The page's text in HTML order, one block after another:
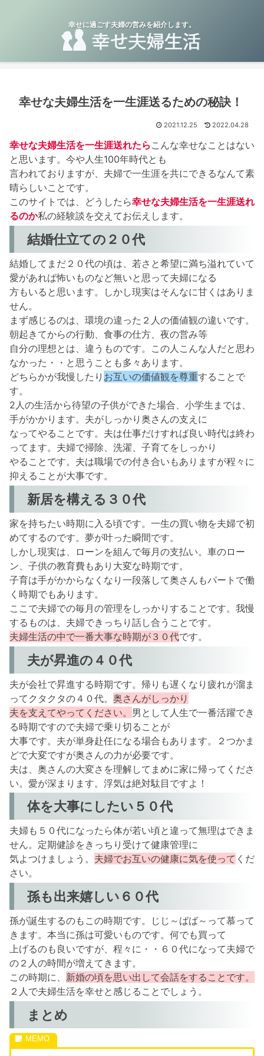
幸せに過ごす夫婦の営みを紹介します。
幸せな夫婦生活を一生涯送るための秘訣！
2021.12.25 2022.04.28
幸せな夫婦生活を一生涯送れたら こんな幸せなことはない
と思います。今や人生100年時代とも
言われておりますが、夫婦で一生涯を共にできるなんて素
晴らしいことです。
このサイトでは、どうしたら幸せな夫婦生活を一生涯送れ
るのか私の経験談を交えてお伝えします。
結婚仕立ての２０代
結婚してまだ２０代の頃は、若さと希望に満ち溢れていて
愛があれば怖いものなど無いと思って夫婦になる
方もいると思います。しかし現実はそんなに甘くはありま
せん。
まず感じるのは、環境の違った２人の価値観の違いです。
朝起きてからの行動、食事の仕方、夜の営み等
自分の理想とは、違うものです。この人こんな人だと思わ
なかった・・と思うことも多々あります。
どちらかが我慢したり お互いの価値観を尊重することで
す。
2人の生活から待望の子供ができた場合、小学生までは、
手がかかります。夫がしっかり奥さんの支えに
なってやることです。夫は仕事だけすれば良い時代は終わ
ってます。夫婦で掃除、洗濯、子育てをしっかり
やることです。夫は職場での付き合いもありますが程々に
抑えることが大事です。
新居を構える３０代
家を持ちたい時期に入る頃です。一生の買い物を夫婦で初
めてするのです。夢が叶った瞬間です。
しかし現実は、ローンを組んで毎月の支払い。車のロー
ン、子供の教育費もあり大変な時期です。
子育は手がかからなくなり一段落して奥さんもパートで働
く時期でもあります。
ここで夫婦での毎月の管理をしっかりすることです。我慢
するものは、夫婦できっちり話し合うことです。
夫婦生活の中で一番大事な時期が３０代です。
夫が昇進の４０代
夫が会社で昇進する時期です。帰りも遅くなり疲れが溜ま
ってクタクタの４０代。 奥さんがしっかり
夫を支えてやってください。 男として人生で一番活躍でき
る時期ですので夫婦で乗り切ることが
大事です。夫が単身赴任になる場合もあります。２つかま
どで大変ですが奥さんの力が必要です。
夫は、奥さんの大変さを理解してまめに家に帰ってくださ
い。愛が深まります。浮気は絶対駄目ですよ！
体を大事にしたい５０代
夫婦も５０代になったら体が若い頃と違って無理はできま
せん。定期健診をきっちり受けて健康管理に
気よつけましょう。 夫婦でお互いの健康に気を使って くだ
さい。
孫も出来嬉しい６０代
孫が誕生するのもこの時期です。じじ～ばば～って慕って
きます。本当に孫は可愛いものです。何でも買って
上げるのも良いですが、程々に・・６０代になって夫婦で
の２人の時間が増えてきます。
この時期に、 新婚の頃を思い出して会話をすることです。
２人で夫婦生活を幸せと感じることでしょう。
まとめ